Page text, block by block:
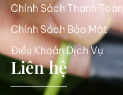
Chính Sách Thanh Toán
Chính Sách Bảo Mật
Điều Khoản Dịch Vụ
Liên hệ